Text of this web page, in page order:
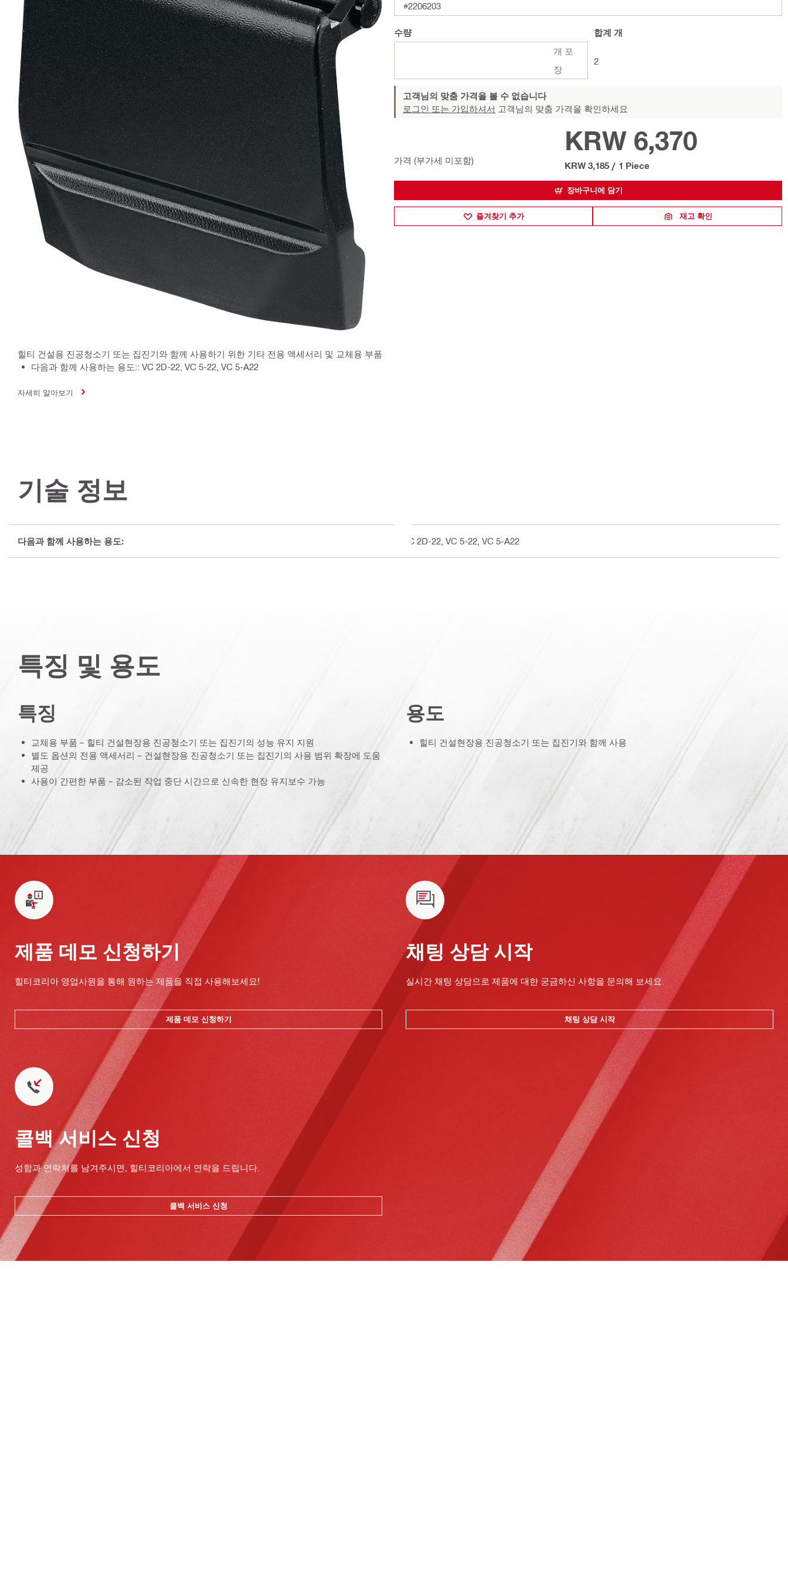
힐티 건설용 진공청소기 또는 집진기와 함께 사용하기 위한 기타 전용 액세서리 및 교체용 부품
다음과 함께 사용하는 용도:: VC 2D-22, VC 5-22, VC 5-A22
자세히 알아보기
#2206203
수량
개 포
장
합계 개
2
고객님의 맞춤 가격을 볼 수 없습니다
로그인 또는 가입하셔서 고객님의 맞춤 가격을 확인하세요
가격 (부가세 미포함)
KRW 6,370
KRW 3,185 / 1 Piece
장바구니에 담기
즐겨찾기 추가 재고 확인
기술 정보
다음과 함께 사용하는 용도: VC 2D-22, VC 5-22, VC 5-A22
특징 및 용도
특징
교체용 부품 – 힐티 건설현장용 진공청소기 또는 집진기의 성능 유지 지원
별도 옵션의 전용 액세서리 – 건설현장용 진공청소기 또는 집진기의 사용 범위 확장에 도움
제공
사용이 간편한 부품 – 감소된 작업 중단 시간으로 신속한 현장 유지보수 가능
용도
힐티 건설현장용 진공청소기 또는 집진기와 함께 사용
제품 데모 신청하기
힐티코리아 영업사원을 통해 원하는 제품을 직접 사용해보세요!
제품 데모 신청하기
채팅 상담 시작
실시간 채팅 상담으로 제품에 대한 궁금하신 사항을 문의해 보세요.
채팅 상담 시작
콜백 서비스 신청
성함과 연락처를 남겨주시면, 힐티코리아에서 연락을 드립니다.
콜백 서비스 신청